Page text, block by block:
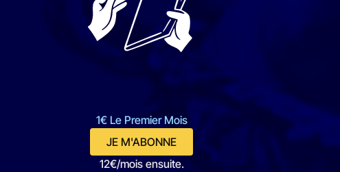
1€ Le Premier Mois
JE M'ABONNE
12€/mois ensuite.